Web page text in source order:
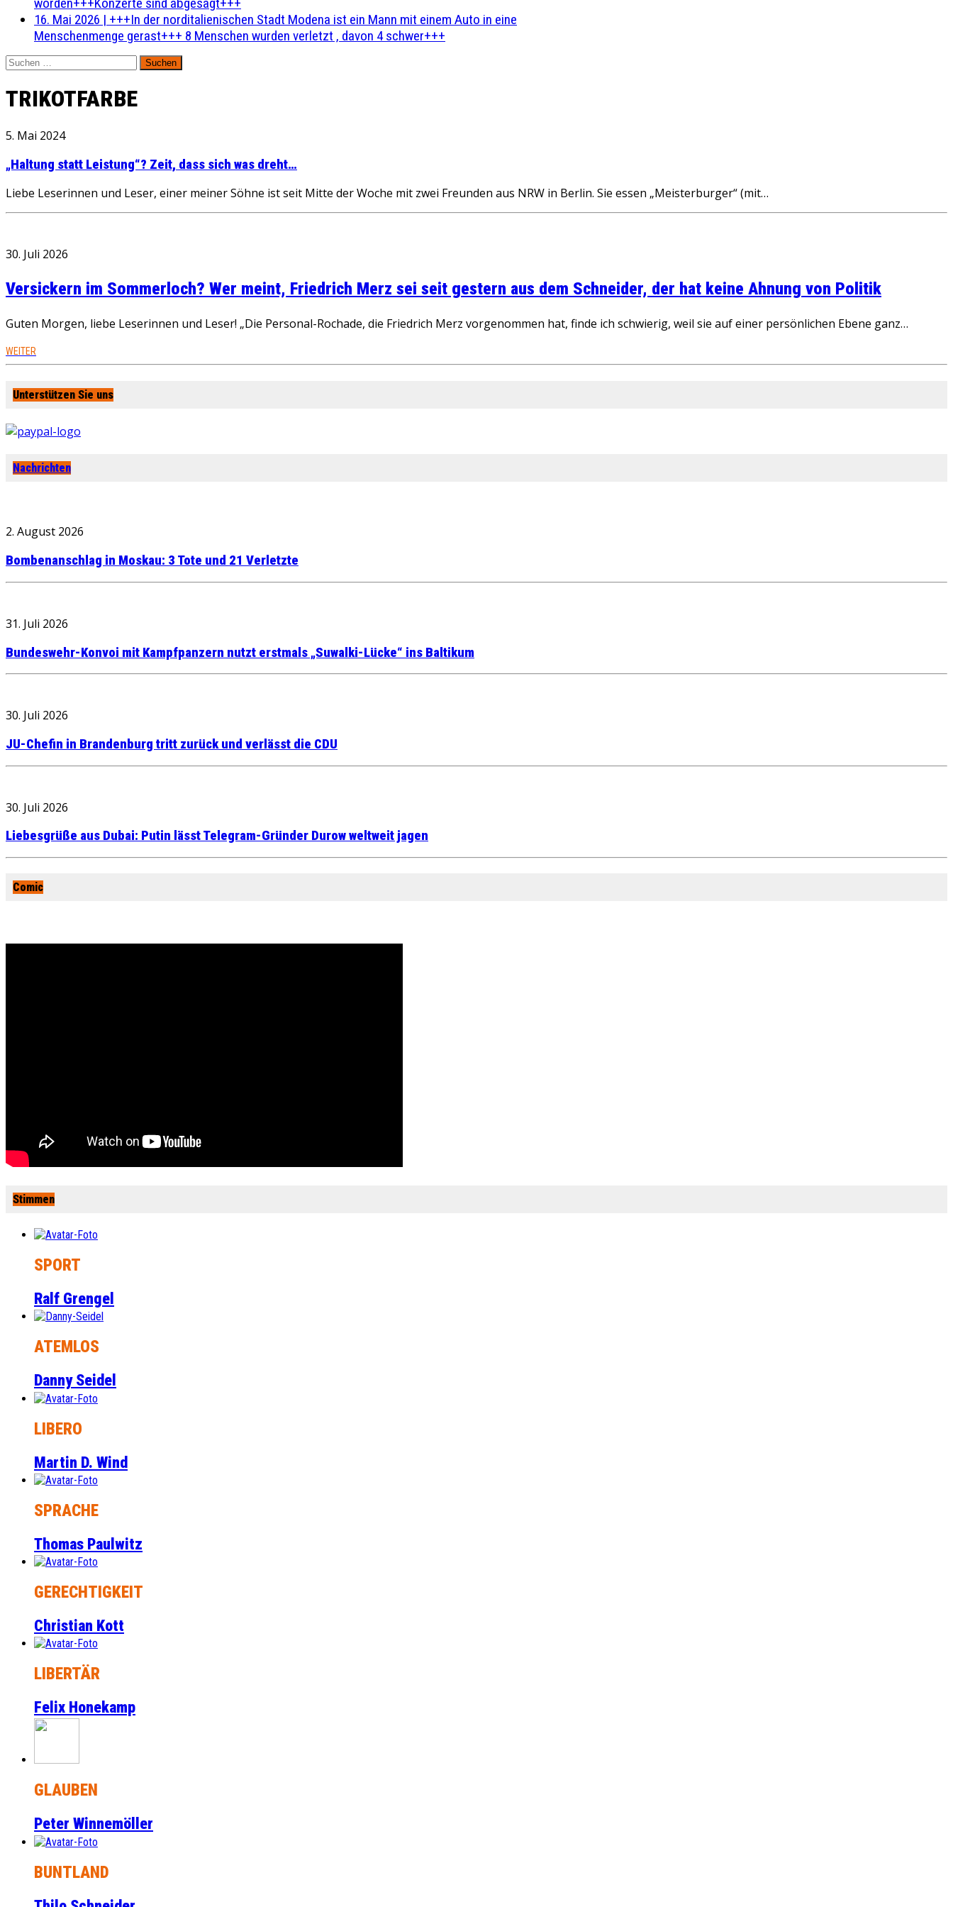
16. Mai 2026 | +++In der norditalienischen Stadt Modena ist ein Mann mit einem Auto in eine
Menschenmenge gerast+++ 8 Menschen wurden verletzt , davon 4 schwer+++
Suchen
nach:
TRIKOTFARBE
5. Mai 2024
„Haltung statt Leistung“? Zeit, dass sich was dreht…
Liebe Leserinnen und Leser, einer meiner Söhne ist seit Mitte der Woche mit zwei Freunden aus NRW in Berlin. Sie essen „Meisterburger“ (mit…
30. Juli 2026
Versickern im Sommerloch? Wer meint, Friedrich Merz sei seit gestern aus dem Schneider, der hat keine Ahnung von Politik
Guten Morgen, liebe Leserinnen und Leser! „Die Personal-Rochade, die Friedrich Merz vorgenommen hat, finde ich schwierig, weil sie auf einer persönlichen Ebene ganz…
WEITER
Unterstützen Sie uns
Nachrichten
2. August 2026
Bombenanschlag in Moskau: 3 Tote und 21 Verletzte
31. Juli 2026
Bundeswehr-Konvoi mit Kampfpanzern nutzt erstmals „Suwalki-Lücke“ ins Baltikum
30. Juli 2026
JU-Chefin in Brandenburg tritt zurück und verlässt die CDU
30. Juli 2026
Liebesgrüße aus Dubai: Putin lässt Telegram-Gründer Durow weltweit jagen
Comic
Stimmen
SPORT
Ralf Grengel
ATEMLOS
Danny Seidel
LIBERO
Martin D. Wind
SPRACHE
Thomas Paulwitz
GERECHTIGKEIT
Christian Kott
LIBERTÄR
Felix Honekamp
GLAUBEN
Peter Winnemöller
BUNTLAND